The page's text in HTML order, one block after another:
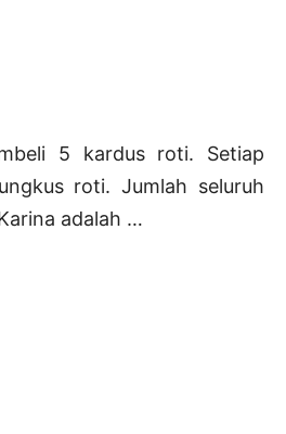
5 kardus roti. Setiap
roti. Jumlah seluruh
adalah …